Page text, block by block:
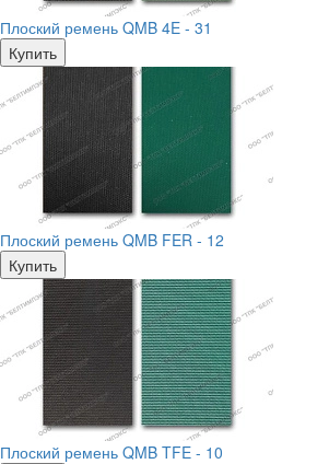
Плоский ремень QMB 4E - 31
Купить
Плоский ремень QMB FER - 12
Купить
Плоский ремень QMB TFE - 10